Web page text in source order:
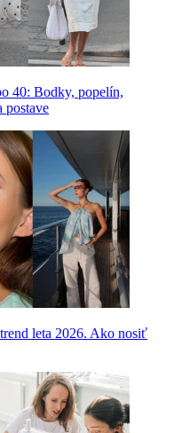
40: Bodky, popelín,
postave
leta 2026. Ako nosiť